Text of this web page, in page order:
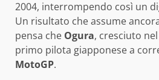
2004, interrompendo così un
Un risultato che assume
pensa che Ogura, cresciuto
primo pilota giapponese a
MotoGP.